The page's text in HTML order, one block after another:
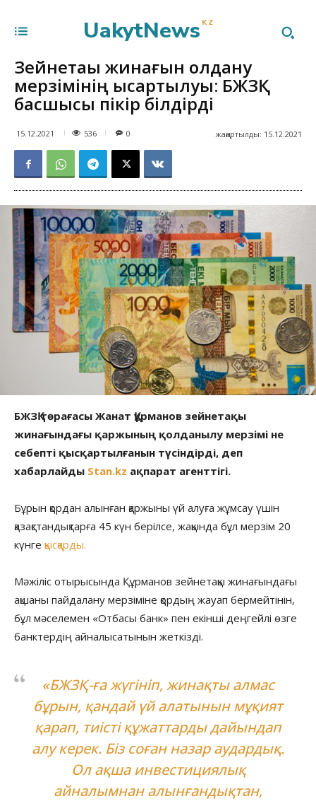
UakytNews KZ
Зейнетақы жинағын қолдану
мерзімінің қысқартылуы: БЖЗҚ
басшысы пікір білдірді
15.12.2021 536 жаңартылды: 15.12.2021
0
БЖЗҚ төрағасы Жанат Құрманов зейнетақы
жинағындағы қаржының қолданылу мерзімі не
себепті қысқартылғанын түсіндірді, деп
хабарлайды Stan.kz ақпарат агенттігі.
Бұрын қордан алынған қаржыны үй алуға жұмсау үшін
қазақстандықтарға 45 күн берілсе, жақында бұл мерзім 20
күнге қысқарды.
Мәжіліс отырысында Құрманов зейнетақы жинағындағы
ақшаны пайдалану мерзіміне қордың жауап бермейтінін,
бұл мәселемен «Отбасы банк» пен екінші деңгейлі өзге
банктердің айналысатынын жеткізді.
«БЖЗҚ-ға жүгініп, жинақты алмас
бұрын, қандай үй алатынын мұқият
қарап, тиісті құжаттарды дайындап
алу керек. Біз соған назар аудардық.
Ол ақша инвестициялық
айналымнан алынғандықтан,